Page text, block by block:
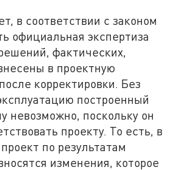
в соответствии с законом
официальная экспертиза
фактических,
в проектную
корректировки. Без
построенный
невозможно, поскольку он
проекту. То есть, в
по результатам
изменения, которое